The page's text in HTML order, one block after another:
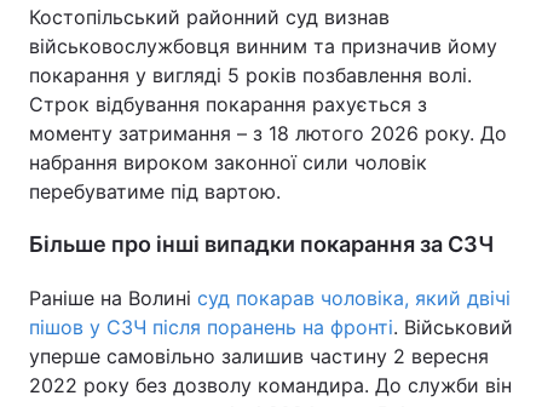
Костопільський районний суд визнав
військовослужбовця винним та призначив йому
покарання у вигляді 5 років позбавлення волі.
Строк відбування покарання рахується з
моменту затримання – з 18 лютого 2026 року. До
набрання вироком законної сили чоловік
перебуватиме під вартою.
Більше про інші випадки покарання за СЗЧ
Раніше на Волині суд покарав чоловіка, який двічі
пішов у СЗЧ після поранень на фронті. Військовий
уперше самовільно залишив частину 2 вересня
2022 року без дозволу командира. До служби він